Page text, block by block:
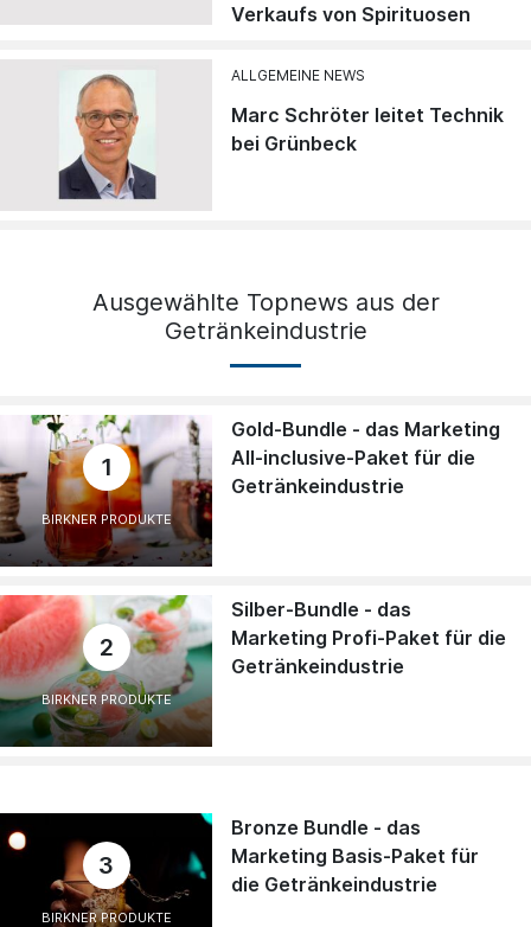
Verkaufs von Spirituosen
ALLGEMEINE NEWS
Marc Schröter leitet Technik
bei Grünbeck
Ausgewählte Topnews aus der
Getränkeindustrie
1
BIRKNER PRODUKTE
Gold-Bundle - das Marketing
All-inclusive-Paket für die
Getränkeindustrie
2
BIRKNER PRODUKTE
Silber-Bundle - das
Marketing Profi-Paket für die
Getränkeindustrie
3
BIRKNER PRODUKTE
Bronze Bundle - das
Marketing Basis-Paket für
die Getränkeindustrie